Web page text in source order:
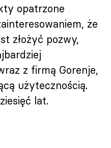
opatrzone
że
złożyć pozwy,
z firmą Gorenje,
użytecznością.
lat.